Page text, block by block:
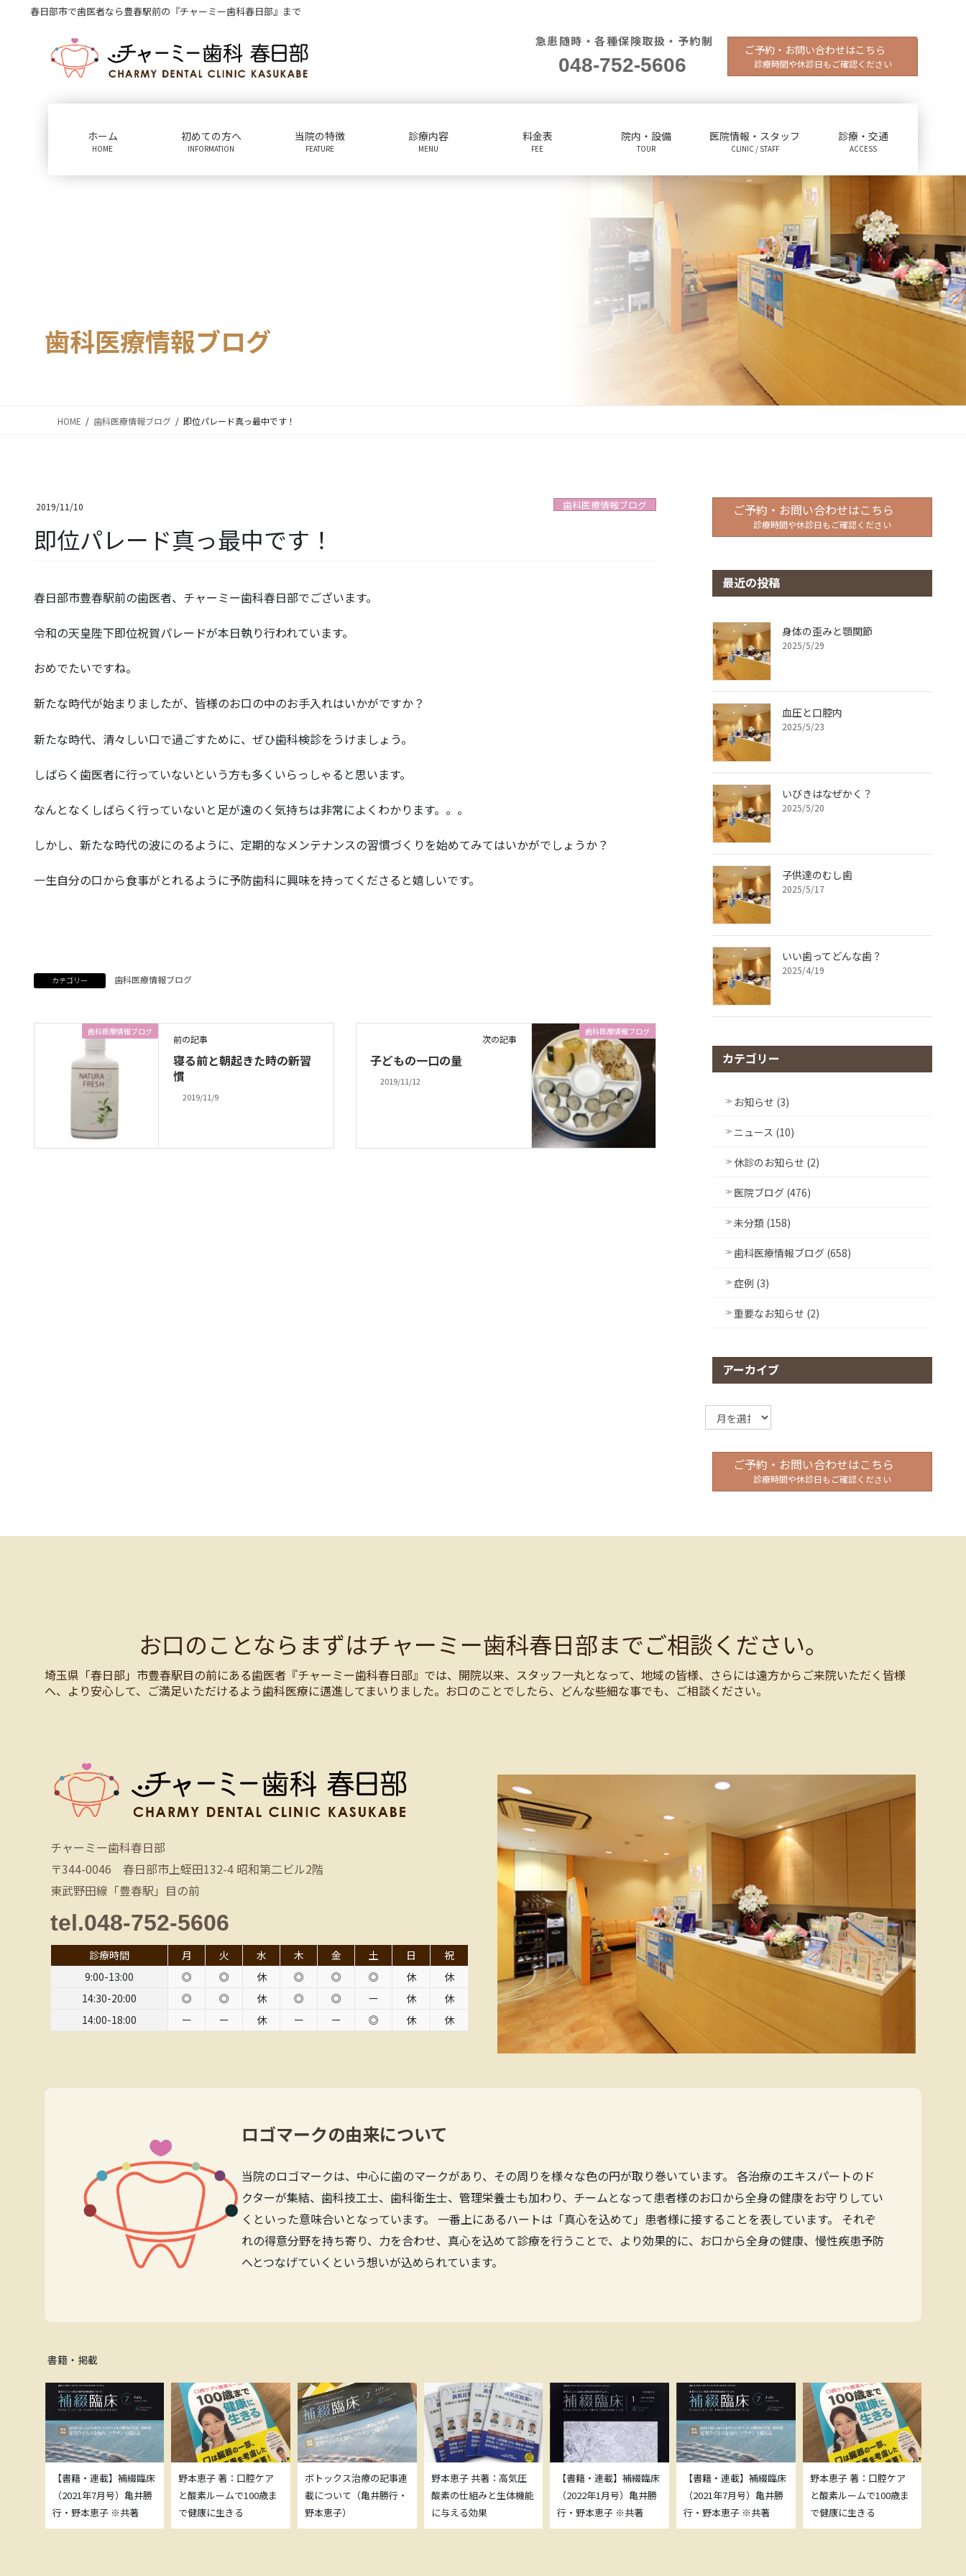
春日部市で歯医者なら豊春駅前の『チャーミー歯科春日部』まで
急患随時・各種保険取扱・予約制
048-752-5606
ご予約・お問い合わせはこちら
診療時間や休診日もご確認ください
ホーム
HOME
初めての方へ
INFORMATION
当院の特徴
FEATURE
診療内容
MENU
料金表
FEE
院内・設備
TOUR
医院情報・スタッフ
CLINIC / STAFF
診療・交通
ACCESS
歯科医療情報ブログ
HOME 歯科医療情報ブログ 即位パレード真っ最中です！
2019/11/10 歯科医療情報ブログ
即位パレード真っ最中です！
春日部市豊春駅前の歯医者、チャーミー歯科春日部でございます。
令和の天皇陛下即位祝賀パレードが本日執り行われています。
おめでたいですね。
新たな時代が始まりましたが、皆様のお口の中のお手入れはいかがですか？
新たな時代、清々しい口で過ごすために、ぜひ歯科検診をうけましょう。
しばらく歯医者に行っていないという方も多くいらっしゃると思います。
なんとなくしばらく行っていないと足が遠のく気持ちは非常によくわかります。。。
しかし、新たな時代の波にのるように、定期的なメンテナンスの習慣づくりを始めてみてはいかがでしょうか？
一生自分の口から食事がとれるように予防歯科に興味を持ってくださると嬉しいです。
カテゴリー 歯科医療情報ブログ
歯科医療情報ブログ
前の記事
寝る前と朝起きた時の新習
慣
2019/11/9
歯科医療情報ブログ
次の記事
子どもの一口の量
2019/11/12
ご予約・お問い合わせはこちら
診療時間や休診日もご確認ください
最近の投稿
身体の歪みと顎関節
2025/5/29
血圧と口腔内
2025/5/23
いびきはなぜかく？
2025/5/20
子供達のむし歯
2025/5/17
いい歯ってどんな歯？
2025/4/19
カテゴリー
お知らせ (3)
ニュース (10)
休診のお知らせ (2)
医院ブログ (476)
未分類 (158)
歯科医療情報ブログ (658)
症例 (3)
重要なお知らせ (2)
アーカイブ
ア
ー
イ
ご予約・お問い合わせはこちら
診療時間や休診日もご確認ください
お口のことならまずはチャーミー歯科春日部までご相談ください。
埼玉県「春日部」市豊春駅目の前にある歯医者『チャーミー歯科春日部』では、開院以来、スタッフ一丸となって、地域の皆様、さらには遠方からご来院いただく皆様
へ、より安心して、ご満足いただけるよう歯科医療に邁進してまいりました。お口のことでしたら、どんな些細な事でも、ご相談ください。
チャーミー歯科春日部
〒344-0046 春日部市上蛭田132-4 昭和第二ビル2階
東武野田線「豊春駅」目の前
tel.048-752-5606
診療時間 月 火 水 木 金 土 日
祝
9:00-13:00
◎ ◎ 休 ◎ ◎ ◎ 休
休
14:30-20:00
◎ ◎ 休 ◎ ◎ ー 休
休
14:00-18:00
ー ー 休 ー ー ◎ 休 休
ロゴマークの由来について
当院のロゴマークは、中心に歯のマークがあり、その周りを様々な色の円が取り巻いています。 各治療のエキスパートのド
クターが集結、歯科技工士、歯科衛生士、管理栄養士も加わり、チームとなって患者様のお口から全身の健康をお守りしてい
くといった意味合いとなっています。 一番上にあるハートは「真心を込めて」患者様に接することを表しています。 それぞ
れの得意分野を持ち寄り、力を合わせ、真心を込めて診療を行うことで、より効果的に、お口から全身の健康、慢性疾患予防
へとつなげていくという想いが込められています。
書籍・掲載
【書籍・連載】補綴臨床
（2021年7月号）亀井勝
行・野本恵子 ※共著
野本恵子 著：口腔ケア
と酸素ルームで100歳ま
で健康に生きる
ボトックス治療の記事連
載について（亀井勝行・
野本恵子）
野本恵子 共著：高気圧
酸素の仕組みと生体機能
に与える効果
【書籍・連載】補綴臨床
（2022年1月号）亀井勝
行・野本恵子 ※共著
【書籍・連載】補綴臨床
（2021年7月号）亀井勝
行・野本恵子 ※共著
野本恵子 著：口腔ケア
と酸素ルームで100歳ま
で健康に生きる